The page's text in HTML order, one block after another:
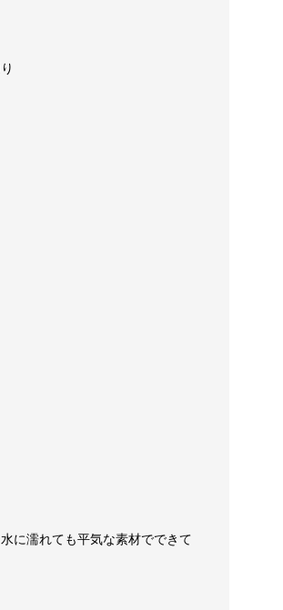
に濡れても平気な素材でできて